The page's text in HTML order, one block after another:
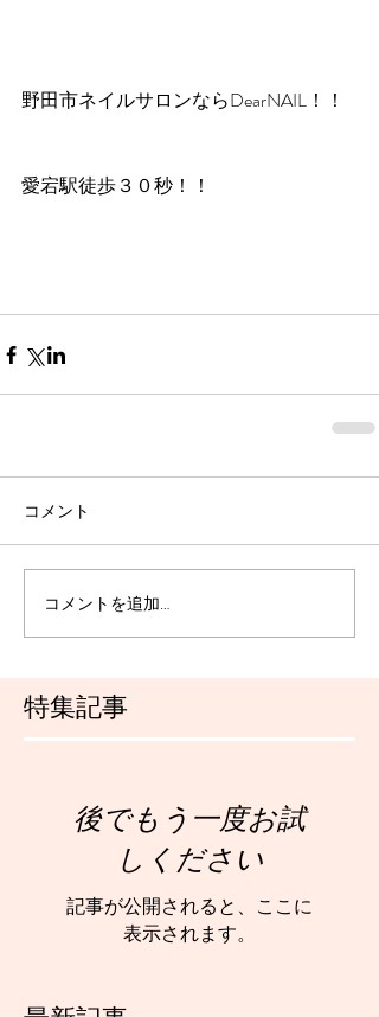
特集記事
野田市ネイルサロンならDearNAIL！！
愛宕駅徒歩３０秒！！
コメント
コメントを追加…
後でもう一度お試
しください
記事が公開されると、ここに
表示されます。